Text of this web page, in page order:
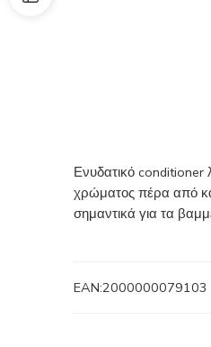
Ενυδατικό conditioner
χρώματος πέρα από
σημαντικά για τα
EAN:2000000079103